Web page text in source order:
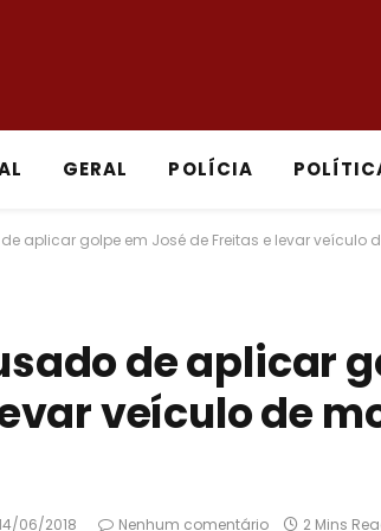
GERAL POLÍCIA
aplicar golpe em José de Freitas e levar veículo
de aplicar
veículo de
06/2018 Nenhum comentário 2 Mins